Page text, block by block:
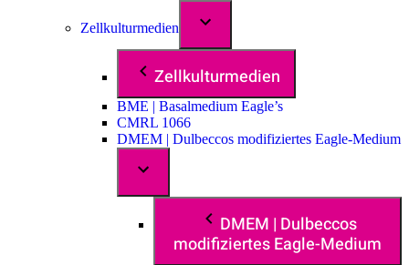
Zellkulturmedien
Zellkulturmedien
BME | Basalmedium Eagle’s
CMRL 1066
DMEM | Dulbeccos modifiziertes Eagle-Medium
DMEM | Dulbeccos
modifiziertes Eagle-Medium